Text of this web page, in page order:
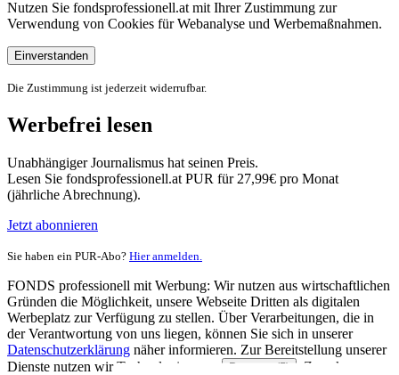
Nutzen Sie fondsprofessionell.at mit Ihrer Zustimmung zur
Verwendung von Cookies für Webanalyse und Werbemaßnahmen.
Einverstanden
Die Zustimmung ist jederzeit widerrufbar.
Werbefrei lesen
Unabhängiger Journalismus hat seinen Preis.
Lesen Sie fondsprofessionell.at PUR für 27,99€ pro Monat
(jährliche Abrechnung).
Jetzt abonnieren
Sie haben ein PUR-Abo? Hier anmelden.
FONDS professionell mit Werbung: Wir nutzen aus wirtschaftlichen
Gründen die Möglichkeit, unsere Webseite Dritten als digitalen
Werbeplatz zur Verfügung zu stellen. Über Verarbeitungen, die in
der Verantwortung von uns liegen, können Sie sich in unserer
Datenschutzerklärung näher informieren. Zur Bereitstellung unserer
Dienste nutzen wir Technologien von
Partnern (5)
. Zwecke: